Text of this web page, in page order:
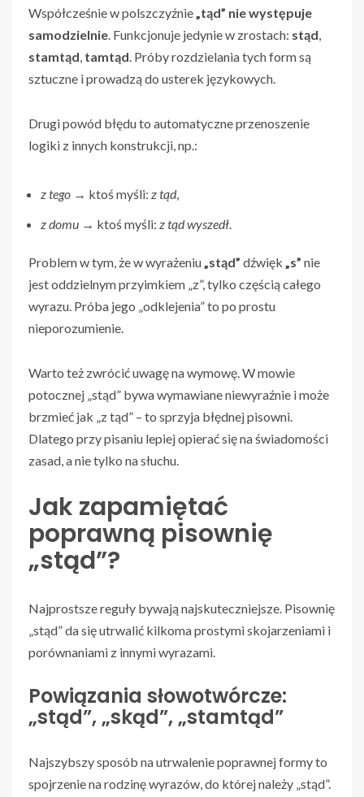
Współcześnie w polszczyźnie„tąd” nie występuje
samodzielnie. Funkcjonuje jedynie w zrostach: stąd,
stamtąd, tamtąd. Próby rozdzielania tych form są
sztuczne i prowadzą do usterek językowych.
Drugi powód błędu to automatyczne przenoszenie
logiki z innych konstrukcji, np.:
z tego → ktoś myśli: z tąd,
z domu → ktoś myśli: z tąd wyszedł.
Problem w tym, że w wyrażeniu„stąd” dźwięk „s” nie
jest oddzielnym przyimkiem „z”, tylko częścią całego
wyrazu. Próba jego „odklejenia” to po prostu
nieporozumienie.
Warto też zwrócić uwagę na wymowę. W mowie
potocznej „stąd” bywa wymawiane niewyraźnie i może
brzmieć jak „z tąd” – to sprzyja błędnej pisowni.
Dlatego przy pisaniu lepiej opierać się na świadomości
zasad, a nie tylko na słuchu.
Jak zapamiętać
poprawną pisownię
„stąd”?
Najprostsze reguły bywają najskuteczniejsze. Pisownię
„stąd” da się utrwalić kilkoma prostymi skojarzeniami i
porównaniami z innymi wyrazami.
Powiązania słowotwórcze:
„stąd”, „skąd”, „stamtąd”
Najszybszy sposób na utrwalenie poprawnej formy to
spojrzenie na rodzinę wyrazów, do której należy „stąd”.